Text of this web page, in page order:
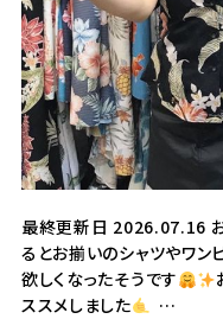
最終更新日 2026.07.16
るとお揃いのシャツやワ
欲しくなったそうです
ススメしました
…